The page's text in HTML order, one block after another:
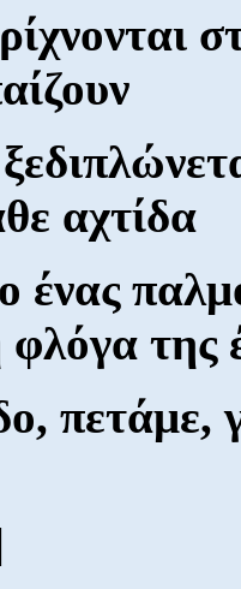
αχτίδα
ένας
φλόγα
πετάμε,